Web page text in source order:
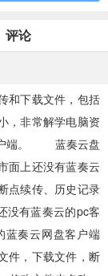
儿童教育
3款手游
评论
和下载文件，包括
，非常解学电脑资
户端。 蓝奏云盘
面上还没有蓝奏云
点续传、历史记录
有蓝奏云的pc客
蓝奏云网盘客户端
，下载文件，断